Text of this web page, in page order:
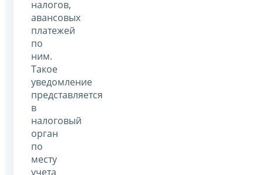
налогов,
авансовых
платежей
по
ним.
Такое
уведомление
представляется
в
налоговый
орган
по
месту
учета